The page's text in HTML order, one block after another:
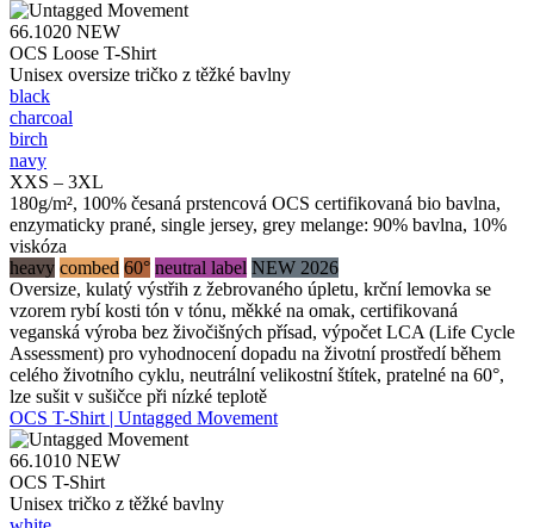
66.1020 NEW
OCS Loose T-Shirt
Unisex oversize tričko z těžké bavlny
black
charcoal
birch
navy
XXS – 3XL
180g/m², 100% česaná prstencová OCS certifikovaná bio bavlna,
enzymaticky prané, single jersey, grey melange: 90% bavlna, 10%
viskóza
heavy combed 60° neutral label NEW 2026
Oversize, kulatý výstřih z žebrovaného úpletu, krční lemovka se
vzorem rybí kosti tón v tónu, měkké na omak, certifikovaná
veganská výroba bez živočišných přísad, výpočet LCA (Life Cycle
Assessment) pro vyhodnocení dopadu na životní prostředí během
celého životního cyklu, neutrální velikostní štítek, pratelné na 60°,
lze sušit v sušičce při nízké teplotě
OCS T-Shirt | Untagged Movement
66.1010 NEW
OCS T-Shirt
Unisex tričko z těžké bavlny